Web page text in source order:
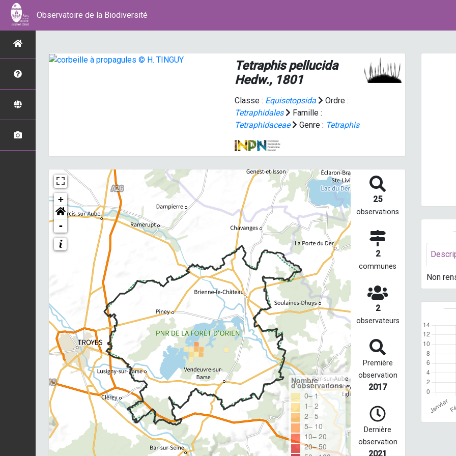
Observatoire de la Biodiversité
Tetraphis pellucida
Hedw., 1801
Classe : Equisetopsida
Ordre :
Tetraphidales
Famille :
Tetraphidaceae
Genre : Tetraphis
+
-
Nombre
d'observations
0– 1
1– 2
2– 5
5– 10
10– 20
20– 50
25
observations
2
communes
2
observateurs
Première
observation
2017
Dernière
observation
2021
Non